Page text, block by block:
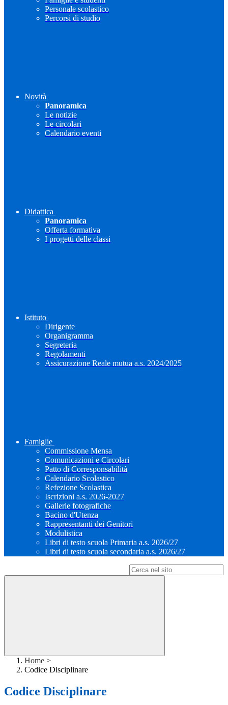
Personale scolastico
Percorsi di studio
Novità
Panoramica
Le notizie
Le circolari
Calendario eventi
Didattica
Panoramica
Offerta formativa
I progetti delle classi
Istituto
Dirigente
Organigramma
Segreteria
Regolamenti
Assicurazione Reale mutua a.s. 2024/2025
Famiglie
Commissione Mensa
Comunicazioni e Circolari
Patto di Corresponsabilità
Calendario Scolastico
Refezione Scolastica
Iscrizioni a.s. 2026-2027
Gallerie fotografiche
Bacino d'Utenza
Rappresentanti dei Genitori
Modulistica
Libri di testo scuola Primaria a.s. 2026/27
Libri di testo scuola secondaria a.s. 2026/27
Home >
Codice Disciplinare
Codice Disciplinare